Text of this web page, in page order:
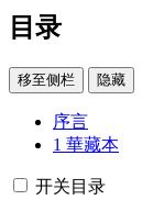
目录
移至侧栏 隐藏
序言
1 華藏本
开关目录